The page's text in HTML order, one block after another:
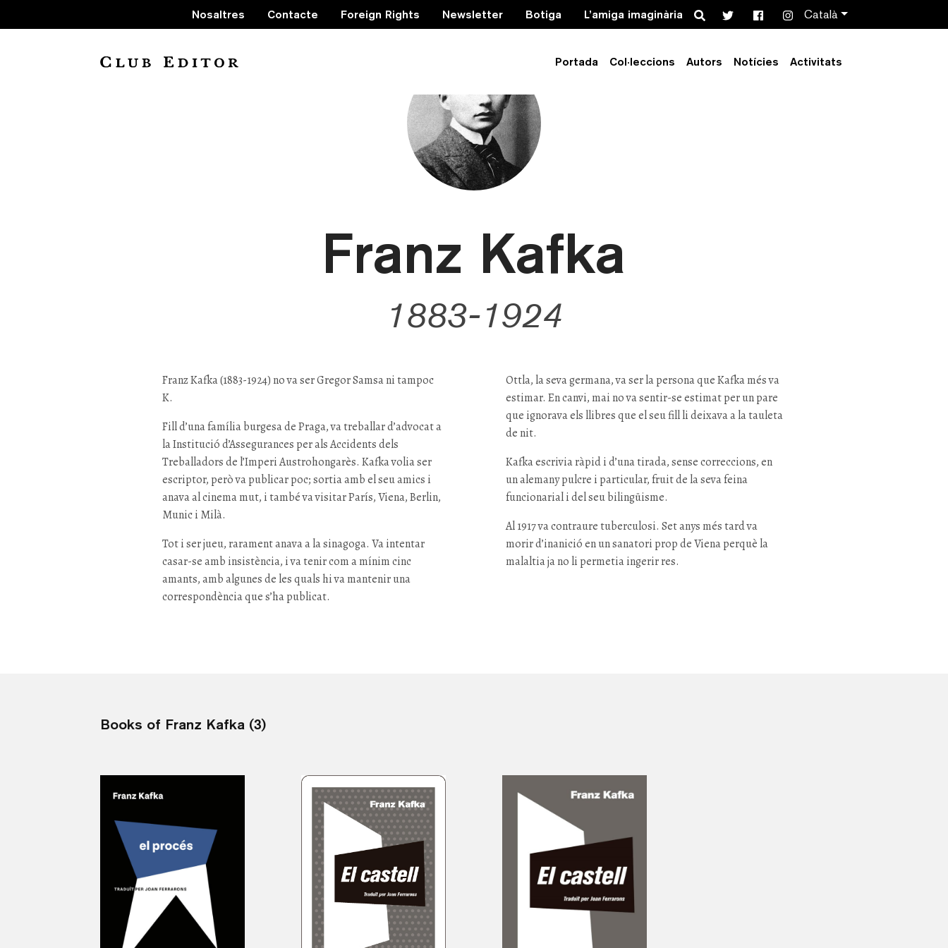
Nosaltres Contacte Foreign Rights Newsletter Botiga L’amiga imaginària Search Català
Portada Col·leccions Autors Notícies Activitats
Franz Kafka
1883-1924
Franz Kafka (1883-1924) no va ser Gregor Samsa ni tampoc
K.
Fill d’una família burgesa de Praga, va treballar d’advocat a
la Institució d’Assegurances per als Accidents dels
Treballadors de l’Imperi Austrohongarès. Kafka volia ser
escriptor, però va publicar poc; sortia amb el seu amics i
anava al cinema mut, i també va visitar París, Viena, Berlin,
Munic i Milà.
Tot i ser jueu, rarament anava a la sinagoga. Va intentar
casar-se amb insistència, i va tenir com a mínim cinc
amants, amb algunes de les quals hi va mantenir una
correspondència que s’ha publicat.
Ottla, la seva germana, va ser la persona que Kafka més va
estimar. En canvi, mai no va sentir-se estimat per un pare
que ignorava els llibres que el seu fill li deixava a la tauleta
de nit.
Kafka escrivia ràpid i d’una tirada, sense correccions, en
un alemany pulcre i particular, fruit de la seva feina
funcionarial i del seu bilingüisme.
Al 1917 va contraure tuberculosi. Set anys més tard va
morir d’inanició en un sanatori prop de Viena perquè la
malaltia ja no li permetia ingerir res.
Books of Franz Kafka (3)